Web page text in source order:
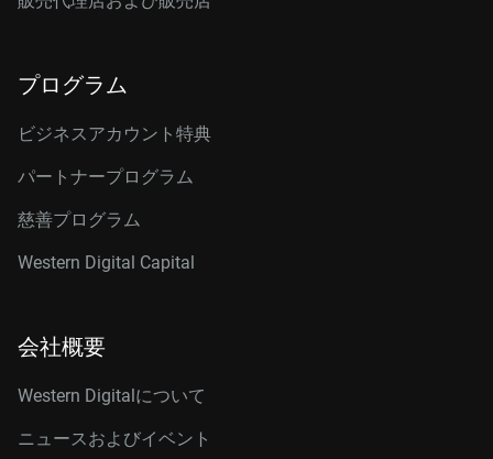
プログラム
ビジネスアカウント特典
パートナープログラム
慈善プログラム
Western Digital Capital
会社概要
Western Digitalについて
ニュースおよびイベント